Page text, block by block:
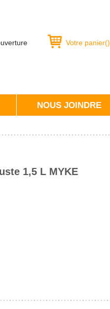
Votre panier()
NOUS JOINDRE
1,5 L MYKE